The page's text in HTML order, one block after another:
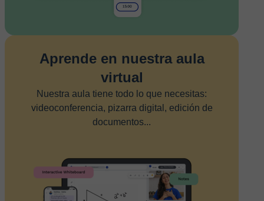
Aprende en nuestra aula
virtual
Nuestra aula tiene todo lo que necesitas:
videoconferencia, pizarra digital, edición de
documentos...